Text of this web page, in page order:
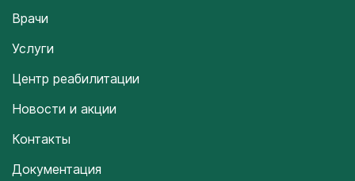
Врачи
Услуги
Центр реабилитации
Новости и акции
Контакты
Документация